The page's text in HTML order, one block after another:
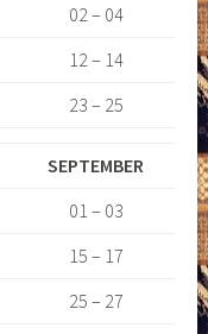
02 – 04
12 – 14
23 – 25
SEPTEMBER
01 – 03
15 – 17
25 – 27